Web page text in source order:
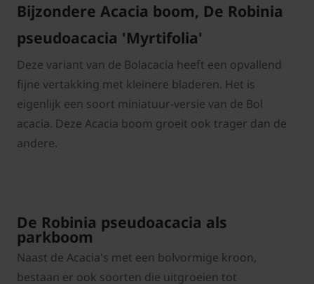
Bijzondere Acacia boom, De Robinia
pseudoacacia 'Myrtifolia'
Deze variant van de Bolacacia heeft een opvallend
fijne vertakking met kleinere bladeren. Het is
eigenlijk een soort miniatuur-versie van de Bol
acacia. Deze Acacia boom groeit ook trager dan de
andere.
De Robinia pseudoacacia als
parkboom
Naast de Acacia's met een bolvormige kroon,
bestaan er ook soorten die uitgroeien tot